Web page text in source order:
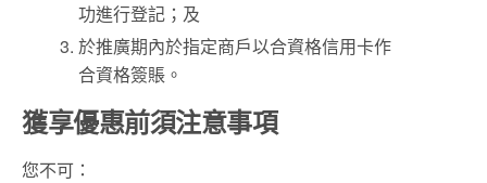
功進行登記；及
於推廣期內於指定商戶以合資格信用卡作
合資格簽賬。
獲享優惠前須注意事項
您不可：